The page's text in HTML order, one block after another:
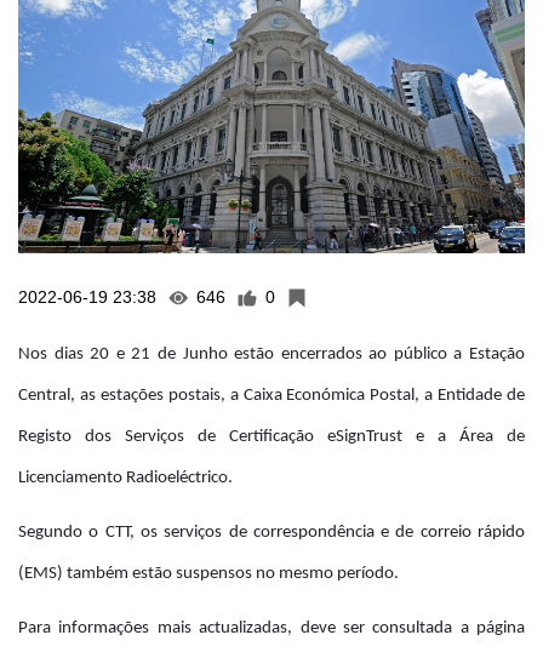
2022-06-19 23:38 646 0
Nos dias 20 e 21 de Junho estão encerrados ao público a Estação
Central, as estações postais, a Caixa Económica Postal, a Entidade de
Registo dos Serviços de Certificação eSignTrust e a Área de
Licenciamento Radioeléctrico.
Segundo o CTT, os serviços de correspondência e de correio rápido
(EMS) também estão suspensos no mesmo período.
Para informações mais actualizadas, deve ser consultada a página